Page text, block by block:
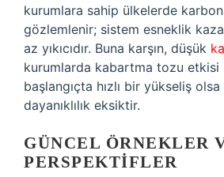
kurumlara sahip ülkelerde
gözlemlenir; sistem esneklik
az yıkıcıdır. Buna karşın, düşük
kurumlarda kabartma tozu etkisi
başlangıçta hızlı bir yükseliş
dayanıklılık eksiktir.
GÜNCEL ÖRNEKLER
PERSPEKTIFLER